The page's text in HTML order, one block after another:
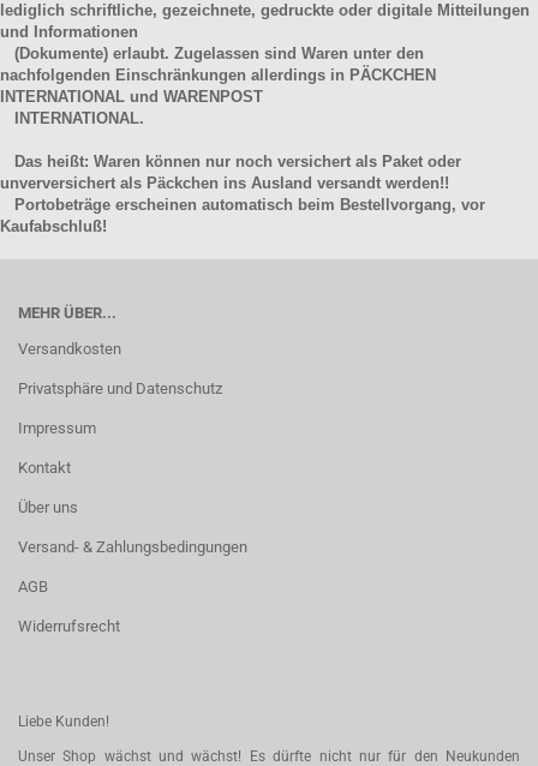
lediglich schriftliche, gezeichnete, gedruckte oder digitale Mitteilungen
und Informationen
(Dokumente) erlaubt. Zugelassen sind Waren unter den
nachfolgenden Einschränkungen allerdings in PÄCKCHEN
INTERNATIONAL und WARENPOST
INTERNATIONAL.
Das heißt: Waren können nur noch versichert als Paket oder
unverversichert als Päckchen ins Ausland versandt werden!!
Portobeträge erscheinen automatisch beim Bestellvorgang, vor
Kaufabschluß!
MEHR ÜBER...
Versandkosten
Privatsphäre und Datenschutz
Impressum
Kontakt
Über uns
Versand- & Zahlungsbedingungen
AGB
Widerrufsrecht
Liebe Kunden!
Unser Shop wächst und wächst! Es dürfte nicht nur für den Neukunden